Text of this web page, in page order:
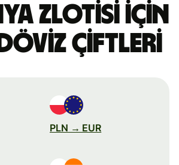
zlotisi için
döviz çiftleri
PLN → EUR